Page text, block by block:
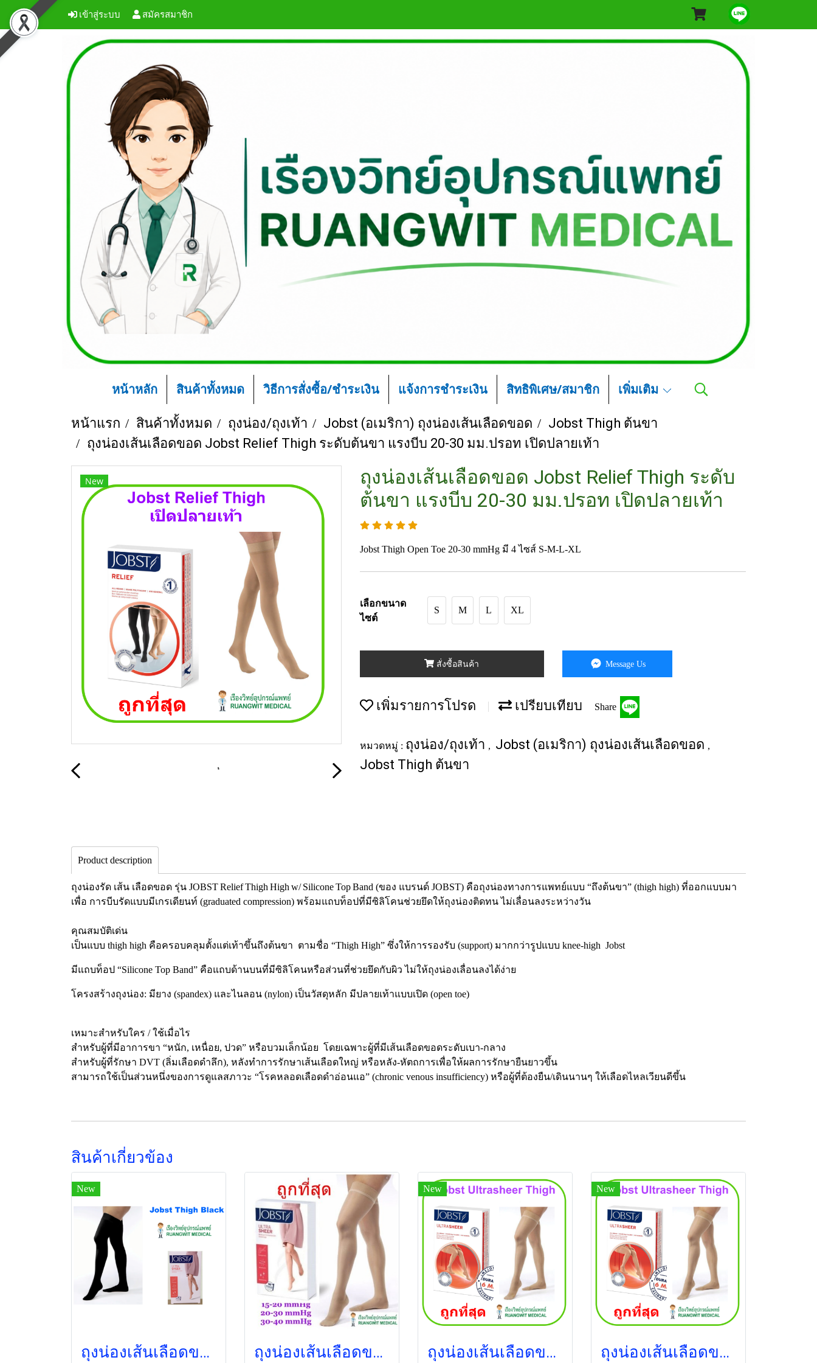
เข้าสู่ระบบ สมัครสมาชิก
หน้าหลัก สินค้าทั้งหมด วิธีการสั่งซื้อ/ชำระเงิน แจ้งการชำระเงิน สิทธิพิเศษ/สมาชิก เพิ่มเติม
หน้าแรก สินค้าทั้งหมด ถุงน่อง/ถุงเท้า Jobst (อเมริกา) ถุงน่องเส้นเลือดขอด
Jobst Thigh ต้นขา
ถุงน่องเส้นเลือดขอด Jobst Relief Thigh ระดับต้นขา แรงบีบ 20-30 มม.ปรอท เปิดปลายเท้า
New
ถุงน่องเส้นเลือดขอด Jobst Relief Thigh ระดับ
ต้นขา แรงบีบ 20-30 มม.ปรอท เปิดปลายเท้า
Jobst Thigh Open Toe 20-30 mmHg มี 4 ไซส์ S-M-L-XL
เลือกขนาด
ไซต์
S M L XL
สั่งซื้อสินค้า Message Us
เพิ่มรายการโปรด เปรียบเทียบ Share
หมวดหมู่ : ถุงน่อง/ถุงเท้า , Jobst (อเมริกา) ถุงน่องเส้นเลือดขอด ,
Jobst Thigh ต้นขา
Product description
ถุงน่องรัด เส้น เลือดขอด รุ่น JOBST Relief Thigh High w/ Silicone Top Band (ของ แบรนด์ JOBST) คือถุงน่องทางการแพทย์แบบ “ถึงต้นขา” (thigh high) ที่ออกแบบมา
เพื่อ การบีบรัดแบบมีเกรเดียนท์ (graduated compression) พร้อมแถบท็อปที่มีซิลิโคนช่วยยึดให้ถุงน่องติดทน ไม่เลื่อนลงระหว่างวัน
คุณสมบัติเด่น
เป็นแบบ thigh high คือครอบคลุมตั้งแต่เท้าขึ้นถึงต้นขา ตามชื่อ “Thigh High” ซึ่งให้การรองรับ (support) มากกว่ารูปแบบ knee-high Jobst
มีแถบท็อป “Silicone Top Band” คือแถบด้านบนที่มีซิลิโคนหรือส่วนที่ช่วยยึดกับผิว ไม่ให้ถุงน่องเลื่อนลงได้ง่าย
โครงสร้างถุงน่อง: มียาง (spandex) และไนลอน (nylon) เป็นวัสดุหลัก มีปลายเท้าแบบเปิด (open toe)
เหมาะสำหรับใคร / ใช้เมื่อไร
สำหรับผู้ที่มีอาการขา “หนัก, เหนื่อย, ปวด” หรือบวมเล็กน้อย โดยเฉพาะผู้ที่มีเส้นเลือดขอดระดับเบา-กลาง
สำหรับผู้ที่รักษา DVT (ลิ่มเลือดดำลึก), หลังทำการรักษาเส้นเลือดใหญ่ หรือหลัง-หัตถการเพื่อให้ผลการรักษายืนยาวขึ้น
สามารถใช้เป็นส่วนหนึ่งของการดูแลสภาวะ “โรคหลอดเลือดดำอ่อนแอ” (chronic venous insufficiency) หรือผู้ที่ต้องยืน/เดินนานๆ ให้เลือดไหลเวียนดีขึ้น
สินค้าเกี่ยวข้อง
New
ถุงน่องเส้นเลือดขอด Jobst ระดับต้นขา แรงดัน 30-40 มม.ปรอท สีดำ ถุงน่องเส้นเลือดขอด Jobst ระดับต้นขา แรงบีบ 15-20 มม.ปรอท
New
ถุงน่องเส้นเลือดขอด Jobst Ultrasheer Thigh ระดับต้นขา แรงบีบ 20-30 มม.ปรอท
New
ถุงน่องเส้นเลือดขอด Jobst Ultrasheer Thigh ระดับต้นขา แรงบีบ 30-40 มม.ปรอท